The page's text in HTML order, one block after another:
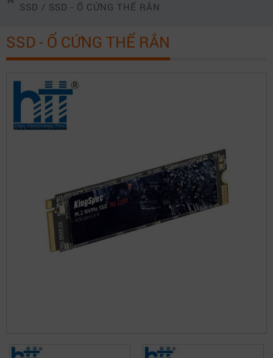
SSD / SSD - Ổ CỨNG THỂ RẮN
SSD - Ổ CỨNG THỂ RẮN